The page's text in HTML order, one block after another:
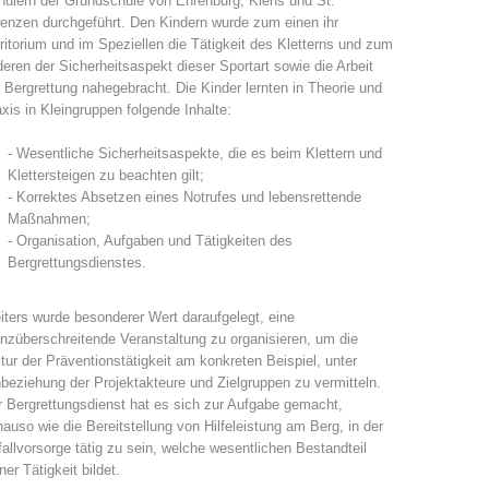
operations
Annual report
Training
Prevention The PEER Group
durchgeführt. Den Kindern wurde zum einen ihr
und im Speziellen die Tätigkeit des Kletterns und zum
der Sicherheitsaspekt dieser Sportart sowie die Arbeit
Bergrettung nahegebracht. Die Kinder lernten in Theorie und
in Kleingruppen folgende Inhalte:
- Wesentliche Sicherheitsaspekte, die es beim Klettern und
Klettersteigen zu beachten gilt;
- Korrektes Absetzen eines Notrufes und lebensrettende
Maßnahmen;
- Organisation, Aufgaben und Tätigkeiten des
Bergrettungsdienstes.
wurde besonderer Wert daraufgelegt, eine
Veranstaltung zu organisieren, um die
der Präventionstätigkeit am konkreten Beispiel, unter
der Projektakteure und Zielgruppen zu vermitteln.
Bergrettungsdienst hat es sich zur Aufgabe gemacht,
wie die Bereitstellung von Hilfeleistung am Berg, in der
tätig zu sein, welche wesentlichen Bestandteil
Tätigkeit bildet.